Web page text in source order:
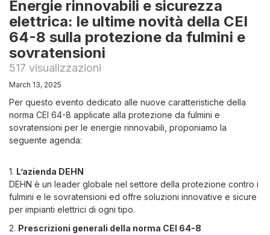
Energie rinnovabili e sicurezza
elettrica: le ultime novità della CEI
64-8 sulla protezione da fulmini e
sovratensioni
517 visualizzazioni
March 13, 2025
Per questo evento dedicato alle nuove caratteristiche della
norma CEI 64-8 applicate alla protezione da fulmini e
sovratensioni per le energie rinnovabili, proponiamo la
seguente agenda:
1. L’azienda DEHN
DEHN è un leader globale nel settore della protezione contro i
fulmini e le sovratensioni ed offre soluzioni innovative e sicure
per impianti elettrici di ogni tipo.
2. Prescrizioni generali della norma CEI 64-8